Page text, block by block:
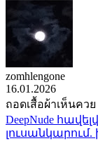
zomhlengone
16.01.2026
ถอดเสื้อผ้าเห็นควย
DeepNude